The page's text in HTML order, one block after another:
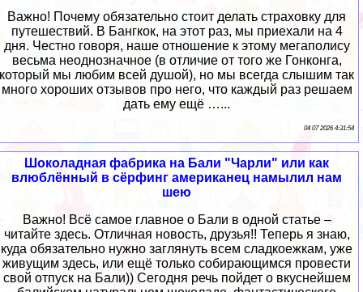
Важно! Почему обязательно стоит делать страховку для
путешествий. В Бангкок, на этот раз, мы приехали на 4
дня. Честно говоря, наше отношение к этому мегаполису
весьма неоднозначное (в отличие от того же Гонконга,
который мы любим всей душой), но мы всегда слышим так
много хороших отзывов про него, что каждый раз решаем
дать ему ещё …...
04 07 2026 4:31:54
Шоколадная фабрика на Бали "Чарли" или как
влюблённый в сёрфинг американец намылил нам
шею
Важно! Всё самое главное о Бали в одной статье –
читайте здесь. Отличная новость, друзья!! Теперь я знаю,
куда обязательно нужно заглянуть всем сладкоежкам, уже
живущим здесь, или ещё только собирающимся провести
свой отпуск на Бали)) Сегодня речь пойдет о вкуснейшем